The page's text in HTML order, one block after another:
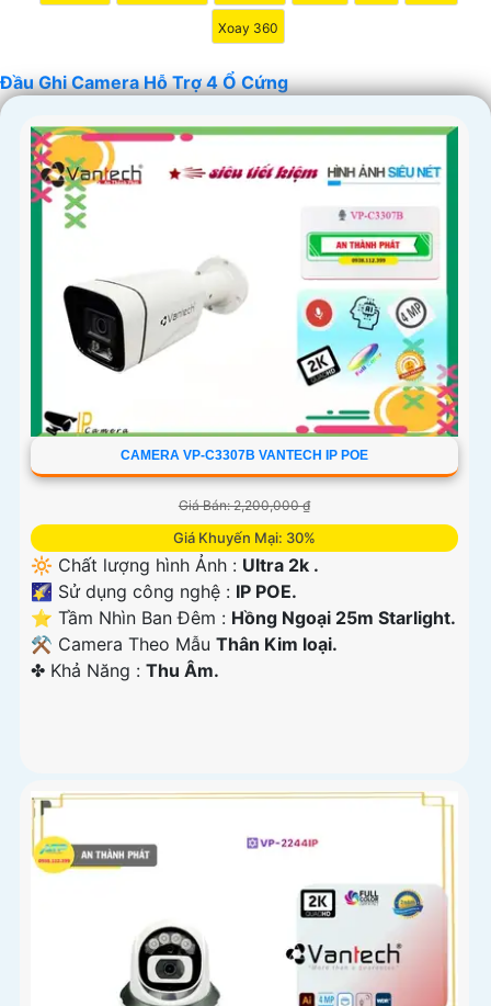
Xoay 360
Đầu Ghi Camera Hỗ Trợ 4 Ổ Cứng
CAMERA VP-C3307B VANTECH IP POE
Giá Bán: 2,200,000 ₫
Giá Khuyến Mại: 30%
🔆 Chất lượng hình Ảnh : Ultra 2k .
🌠 Sử dụng công nghệ : IP POE.
⭐ Tầm Nhìn Ban Đêm : Hồng Ngoại 25m Starlight.
⚒ Camera Theo Mẫu Thân Kim loại.
️✤ Khả Năng : Thu Âm.